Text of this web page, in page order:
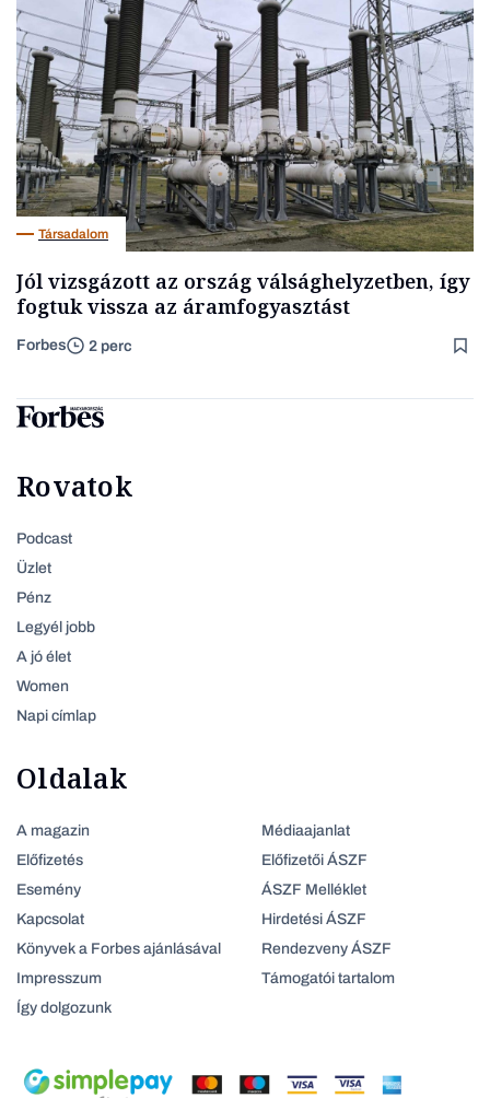
Társadalom
Jól vizsgázott az ország válsághelyzetben, így
fogtuk vissza az áramfogyasztást
Forbes 2 perc
Rovatok
Podcast
Üzlet
Pénz
Legyél jobb
A jó élet
Women
Napi címlap
Oldalak
A magazin
Előfizetés
Esemény
Kapcsolat
Könyvek a Forbes ajánlásával
Impresszum
Így dolgozunk
Médiaajanlat
Előfizetői ÁSZF
ÁSZF Melléklet
Hirdetési ÁSZF
Rendezveny ÁSZF
Támogatói tartalom